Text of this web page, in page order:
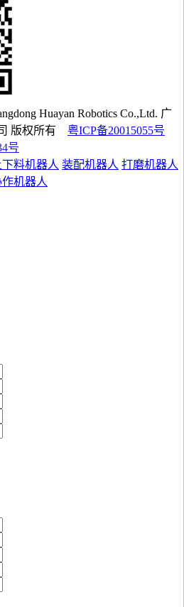
Huayan Robotics Co.,Ltd. 广
版权所有 粤ICP备20015055号
号
下料机器人 装配机器人 打磨机器人
机器人